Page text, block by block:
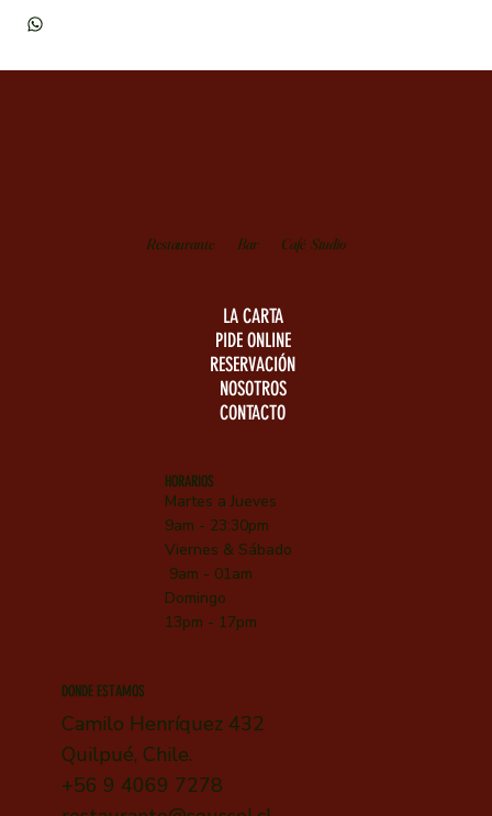
Restaurante Bar Café_Studio
LA CARTA
PIDE ONLINE
RESERVACIÓN
NOSOTROS
CONTACTO
HORARIOS
Martes a Jueves
9am - 23:30pm
Viernes & Sábado
9am - 01am
Domingo
13pm - 17pm
DONDE ESTAMOS
Camilo Henríquez 432
Quilpué, Chile.
+56 9 4069 7278